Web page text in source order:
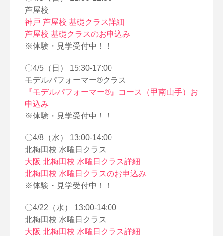
芦屋校
神戸 芦屋校 基礎クラス詳細
芦屋校 基礎クラスのお申込み
※体験・見学受付中！！
〇4/5（日） 15:30-17:00
モデルパフォーマー®クラス
『モデルパフォーマー®』コース（甲南山手）お
申込み
※体験・見学受付中！！
〇4/8（水） 13:00-14:00
北梅田校 水曜日クラス
大阪 北梅田校 水曜日クラス詳細
北梅田校 水曜日クラスのお申込み
※体験・見学受付中！！
〇4/22（水） 13:00-14:00
北梅田校 水曜日クラス
大阪 北梅田校 水曜日クラス詳細